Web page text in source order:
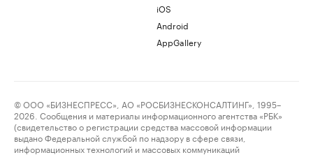
iOS
Android
AppGallery
© ООО «БИЗНЕСПРЕСС», АО «РОСБИЗНЕСКОНСАЛТИНГ», 1995–
2026. Сообщения и материалы информационного агентства «РБК»
(свидетельство о регистрации средства массовой информации
выдано Федеральной службой по надзору в сфере связи,
информационных технологий и массовых коммуникаций